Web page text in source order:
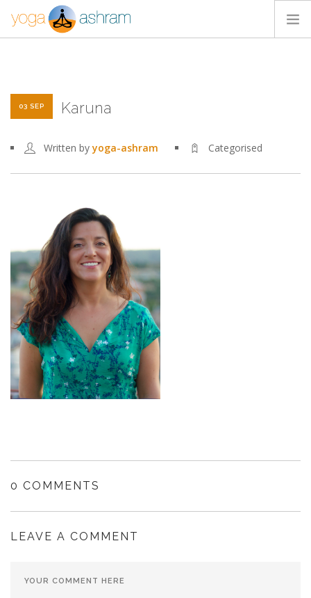
BLOG
03 SEP Karuna
Written byyoga-ashram Categorised
0 COMMENTS
LEAVE A COMMENT